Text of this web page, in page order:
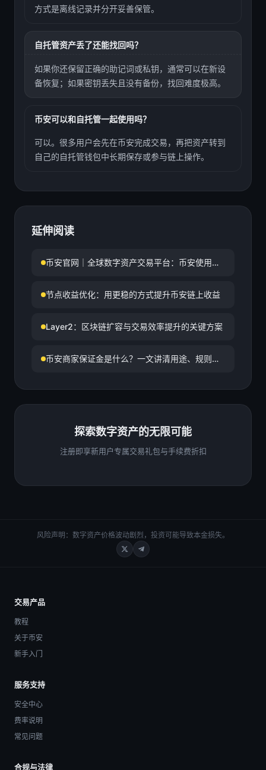
方式是离线记录并分开妥善保管。
自托管资产丢了还能找回吗？
如果你还保留正确的助记词或私钥，通常可以在新设
备恢复；如果密钥丢失且没有备份，找回难度极高。
币安可以和自托管一起使用吗？
可以。很多用户会先在币安完成交易，再把资产转到
自己的自托管钱包中长期保存或参与链上操作。
延伸阅读
币安官网｜全球数字资产交易平台：币安使用最
节点收益优化：用更稳的方式提升币安链上收益
Layer2：区块链扩容与交易效率提升的关键方案
币安商家保证金是什么？一文讲清用途、规则与
探索数字资产的无限可能
注册即享新用户专属交易礼包与手续费折扣
风险声明：数字资产价格波动剧烈，投资可能导致本金损失。
交易产品
教程
关于币安
新手入门
服务支持
安全中心
费率说明
常见问题
合规与法律